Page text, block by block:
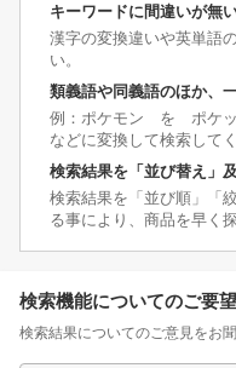
キーワードに間違いが無
漢字の変換違いや英単語
い。
類義語や同義語のほか、
例：ポケモン を ポケッ
などに変換して検索してく
検索結果を「並び替え」
検索結果を「並び順」「
る事により、商品を早く
検索機能についてのご要
検索結果についてのご意見をお